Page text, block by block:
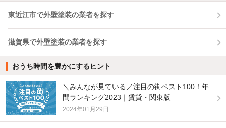
東近江市で外壁塗装の業者を探す
滋賀県で外壁塗装の業者を探す
おうち時間を豊かにするヒント
＼みんなが見ている／注目の街ベスト100！年
間ランキング2023｜賃貸・関東版
2024年01月29日